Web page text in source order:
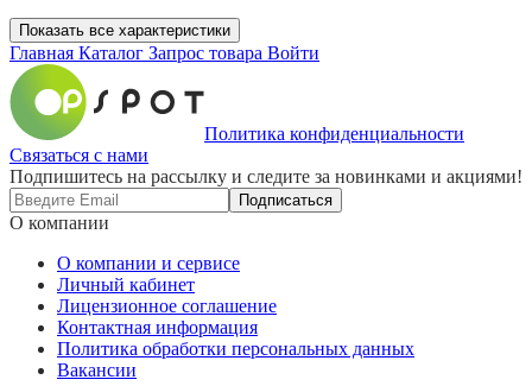
Показать все характеристики
Главная Каталог Запрос товара Войти
Политика конфиденциальности
Связаться с нами
Подпишитесь на рассылку и следите за новинками и акциями!
Подписаться
О компании
О компании и сервисе
Личный кабинет
Лицензионное соглашение
Контактная информация
Политика обработки персональных данных
Вакансии